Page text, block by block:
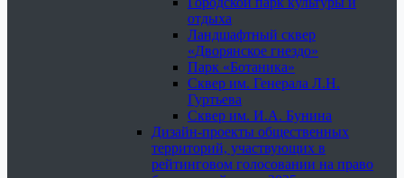
отдыха
Ландшафтный сквер
«Дворянское гнездо»
Парк «Ботаника»
Сквер им. Генерала Л.Н.
Гуртьева
Сквер им. И.А. Бунина
Дизайн-проекты общественных
территорий, участвующих в
рейтинговом голосовании на право